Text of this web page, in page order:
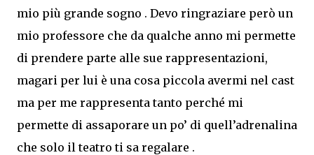
mio più grande sogno . Devo ringraziare però un
mio professore che da qualche anno mi permette
di prendere parte alle sue rappresentazioni,
magari per lui è una cosa piccola avermi nel cast
ma per me rappresenta tanto perché mi
permette di assaporare un po’ di quell’adrenalina
che solo il teatro ti sa regalare .